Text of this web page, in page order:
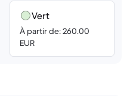
Vert
À partir de: 260.00
EUR